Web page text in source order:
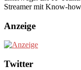
Streamer mit Know-
Anzeige
Twitter